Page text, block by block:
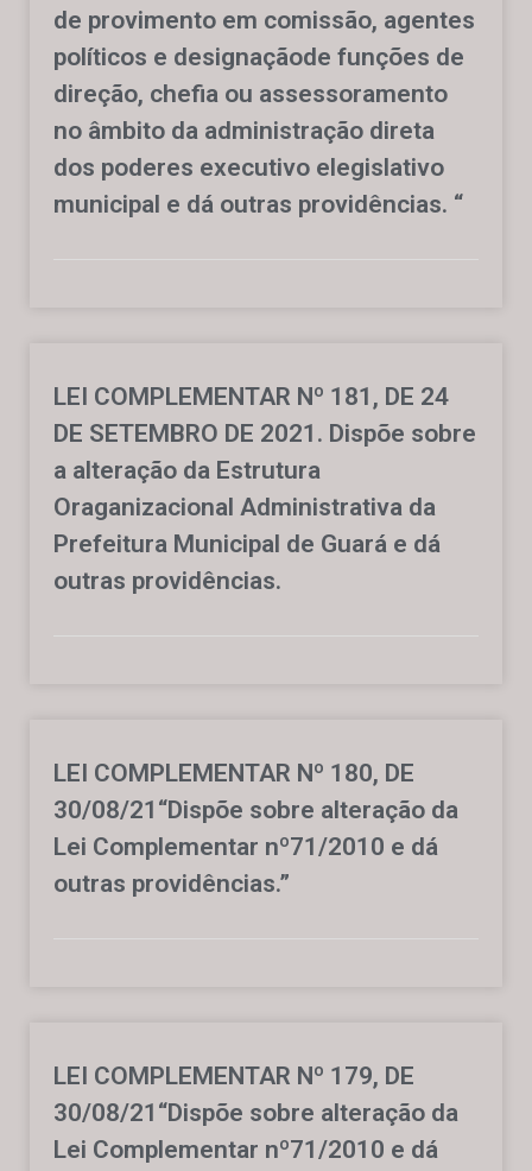
de provimento em comissão, agentes
políticos e designaçãode funções de
direção, chefia ou assessoramento
no âmbito da administração direta
dos poderes executivo elegislativo
municipal e dá outras providências. “
LEI COMPLEMENTAR Nº 181, DE 24
DE SETEMBRO DE 2021. Dispõe sobre
a alteração da Estrutura
Oraganizacional Administrativa da
Prefeitura Municipal de Guará e dá
outras providências.
LEI COMPLEMENTAR Nº 180, DE
30/08/21“Dispõe sobre alteração da
Lei Complementar nº71/2010 e dá
outras providências.”
LEI COMPLEMENTAR Nº 179, DE
30/08/21“Dispõe sobre alteração da
Lei Complementar nº71/2010 e dá